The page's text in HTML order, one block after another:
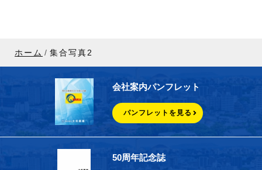
ホーム 集合写真2
会社案内パンフレット
パンフレットを見る
50周年記念誌